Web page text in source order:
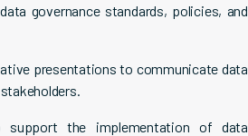
governance standards, policies, and
presentations to communicate data
support the implementation of data